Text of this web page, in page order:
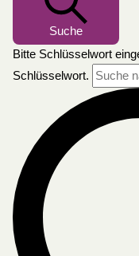
Suche
Bitte Schlüsselwort
Schlüsselwort.